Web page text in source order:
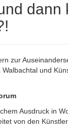
dann
zur
und
Ausdruck in
von den